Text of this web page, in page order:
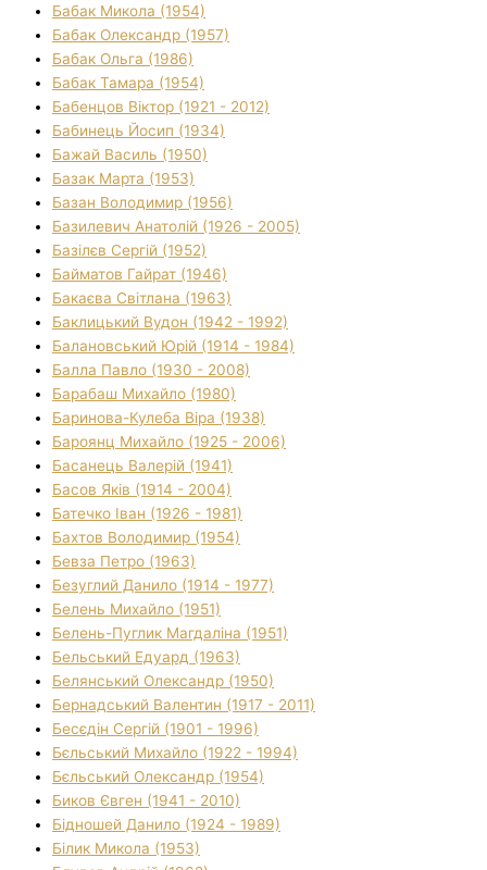
Бабак Микола (1954)
Бабак Олександр (1957)
Бабак Ольга (1986)
Бабак Тамара (1954)
Бабенцов Віктор (1921 - 2012)
Бабинець Йосип (1934)
Бажай Василь (1950)
Базак Марта (1953)
Базан Володимир (1956)
Базилевич Анатолій (1926 - 2005)
Базілєв Сергій (1952)
Байматов Гайрат (1946)
Бакаєва Світлана (1963)
Баклицький Вудон (1942 - 1992)
Балановський Юрій (1914 - 1984)
Балла Павло (1930 - 2008)
Барабаш Михайло (1980)
Баринова-Кулеба Віра (1938)
Бароянц Михайло (1925 - 2006)
Басанець Валерій (1941)
Басов Яків (1914 - 2004)
Батечко Іван (1926 - 1981)
Бахтов Володимир (1954)
Бевза Петро (1963)
Безуглий Данило (1914 - 1977)
Белень Михайло (1951)
Белень-Пуглик Магдаліна (1951)
Бельський Едуард (1963)
Белянський Олександр (1950)
Бернадський Валентин (1917 - 2011)
Бесєдін Сергій (1901 - 1996)
Бєльський Михайло (1922 - 1994)
Бєльський Олександр (1954)
Биков Євген (1941 - 2010)
Бідношей Данило (1924 - 1989)
Білик Микола (1953)